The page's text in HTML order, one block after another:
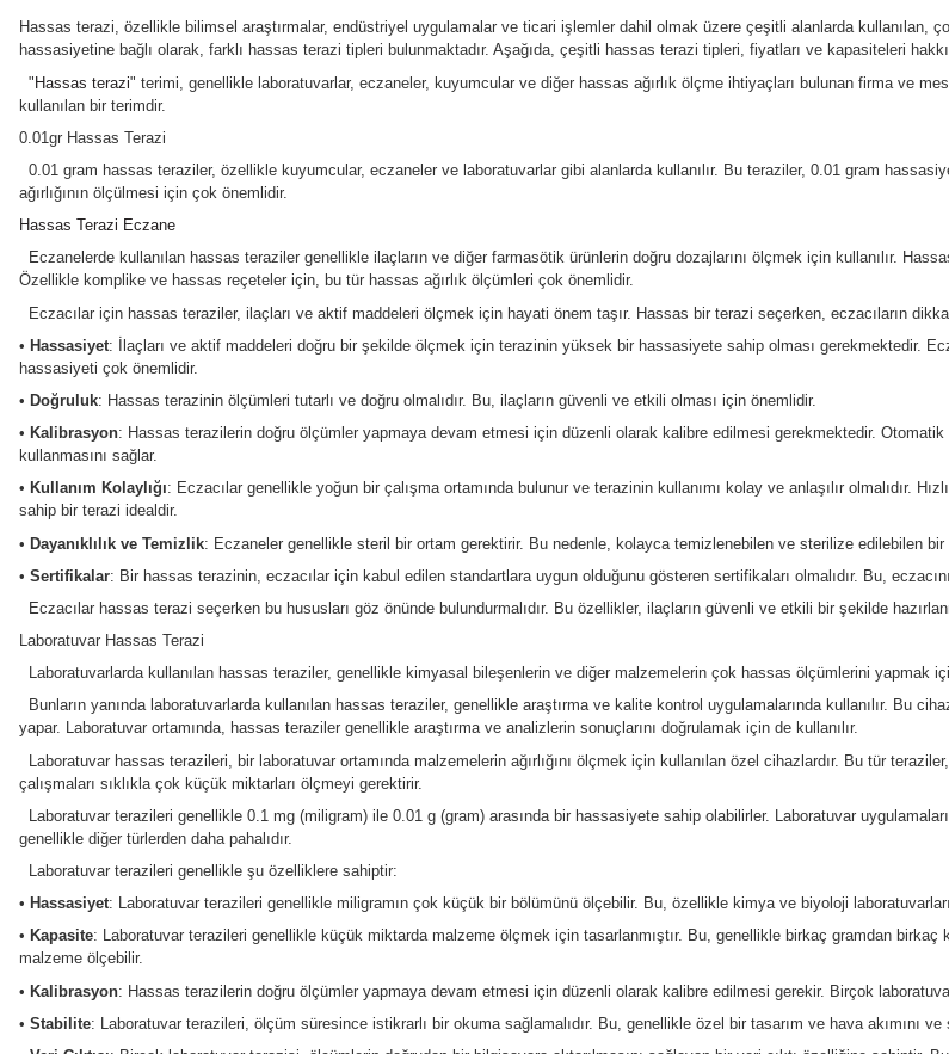
HASSAS TERAZİ BLOG
Hassas terazi, özellikle bilimsel araştırmalar, endüstriyel uygulamalar ve ticari işlemler dahil olmak üzere
hassasiyetine bağlı olarak, farklı hassas terazi tipleri bulunmaktadır. Aşağıda, çeşitli hassas terazi tipleri,
"Hassas terazi" terimi, genellikle laboratuvarlar, eczaneler, kuyumcular ve diğer hassas ağırlık ölçme
kullanılan bir terimdir.
0.01gr Hassas Terazi
0.01 gram hassas teraziler, özellikle kuyumcular, eczaneler ve laboratuvarlar gibi alanlarda kullanılır. Bu
ağırlığının ölçülmesi için çok önemlidir.
Hassas Terazi Eczane
Eczanelerde kullanılan hassas teraziler genellikle ilaçların ve diğer farmasötik ürünlerin doğru dozajlarını
Özellikle komplike ve hassas reçeteler için, bu tür hassas ağırlık ölçümleri çok önemlidir.
Eczacılar için hassas teraziler, ilaçları ve aktif maddeleri ölçmek için hayati önem taşır. Hassas bir terazi
• Hassasiyet: İlaçları ve aktif maddeleri doğru bir şekilde ölçmek için terazinin yüksek bir hassasiyete sahip
hassasiyeti çok önemlidir.
• Doğruluk: Hassas terazinin ölçümleri tutarlı ve doğru olmalıdır. Bu, ilaçların güvenli ve etkili olması için
• Kalibrasyon: Hassas terazilerin doğru ölçümler yapmaya devam etmesi için düzenli olarak kalibre
kullanmasını sağlar.
• Kullanım Kolaylığı: Eczacılar genellikle yoğun bir çalışma ortamında bulunur ve terazinin kullanımı kolay
sahip bir terazi idealdir.
• Dayanıklılık ve Temizlik: Eczaneler genellikle steril bir ortam gerektirir. Bu nedenle, kolayca
• Sertifikalar: Bir hassas terazinin, eczacılar için kabul edilen standartlara uygun olduğunu gösteren
Eczacılar hassas terazi seçerken bu hususları göz önünde bulundurmalıdır. Bu özellikler, ilaçların güvenli ve
Laboratuvar Hassas Terazi
Laboratuvarlarda kullanılan hassas teraziler, genellikle kimyasal bileşenlerin ve diğer malzemelerin çok
yapar. Laboratuvar ortamında, hassas teraziler genellikle araştırma ve analizlerin sonuçlarını doğrulamak için
Laboratuvar hassas terazileri, bir laboratuvar ortamında malzemelerin ağırlığını ölçmek için kullanılan